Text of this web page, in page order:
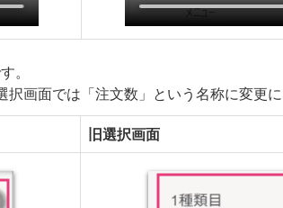
。
画面では「注文数」という名称に変更
旧選択画面